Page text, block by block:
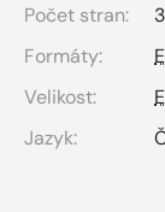
Počet stran:
Formáty:
Velikost:
Jazyk: